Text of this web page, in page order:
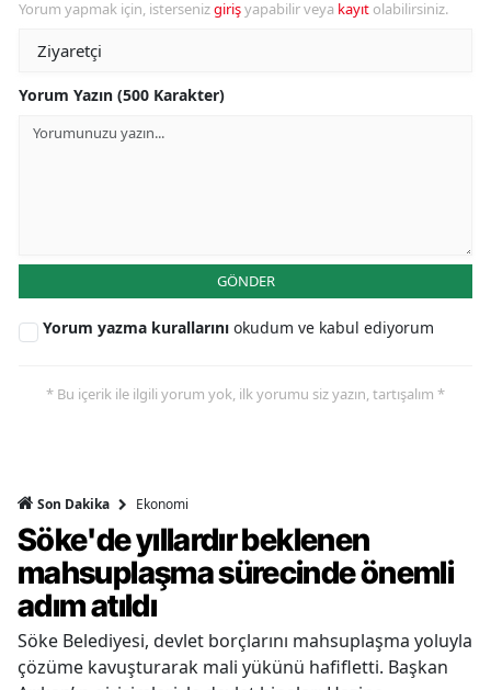
Yorum yapmak için, istersenizgirişyapabilir veya kayıt olabilirsiniz.
Yorum Yazın (500 Karakter)
GÖNDER
Yorum yazma kurallarını okudum ve kabul ediyorum
* Bu içerik ile ilgili yorum yok, ilk yorumu siz yazın, tartışalım *
Son Dakika Ekonomi
Söke'de yıllardır beklenen
mahsuplaşma sürecinde önemli
adım atıldı
Söke Belediyesi, devlet borçlarını mahsuplaşma yoluyla
çözüme kavuşturarak mali yükünü hafifletti. Başkan